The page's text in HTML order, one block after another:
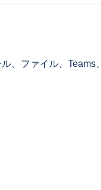
、ファイル、Teams、